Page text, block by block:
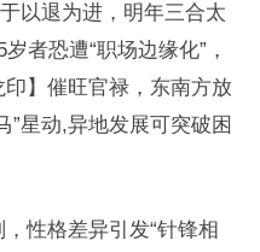
以退为进，明年三合太
者恐遭“职场边缘化”，
】催旺官禄，东南方放
”星动,异地发展可突破困
性格差异引发“针锋相